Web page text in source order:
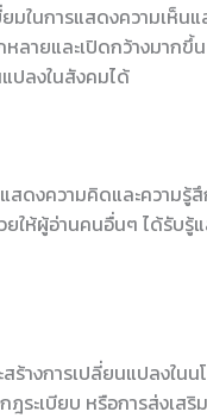
ในการแสดงความเห็นแ
ลายและเปิดกว้างมากขึ้
ปลงในสังคมได้
สดงความคิดและความ
ให้ผู้อ่านคนอื่นๆ ได้รับรู้แ
างการเปลี่ยนแปลงในน
ระเบียบ หรือการส่งเสริ